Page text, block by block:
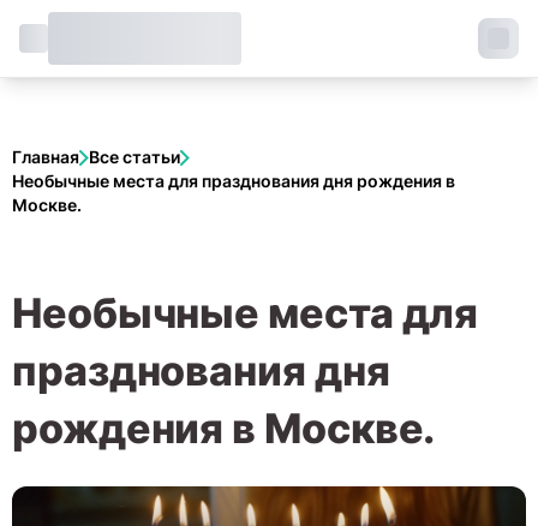
Главная Все статьи
Необычные места для празднования дня рождения в
Москве.
Необычные места для
празднования дня
рождения в Москве.